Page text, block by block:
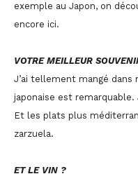
exemple au Japon, on
encore ici.
VOTRE MEILLEUR
J’ai tellement mangé dans
japonaise est remarquable.
Et les plats plus
zarzuela.
ET LE VIN ?